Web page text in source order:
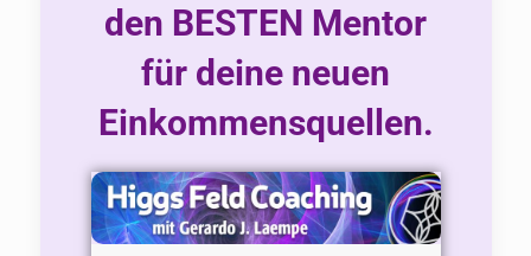
den BESTEN Mentor
für deine neuen
Einkommensquellen.